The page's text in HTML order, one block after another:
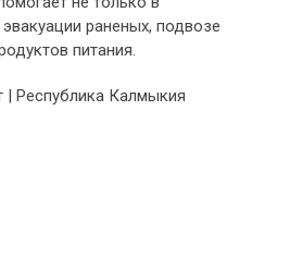
раненых, подвозе
питания.
Республика Калмыкия